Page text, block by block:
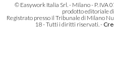
© Easywork Italia Srl. - Milano - P.
prodotto editoriale
Registrato presso il Tribunale di Milano
18 - Tutti i diritti riservati. -